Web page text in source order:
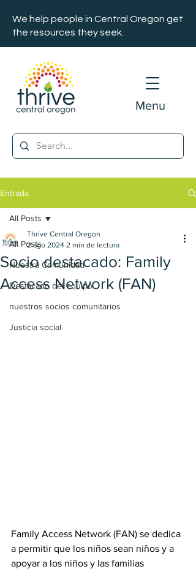
We help people in Central Oregon get
the resources they seek.
Menu
Entrada
All Posts
Nuestra Comunidad
Destacado del equipo
nuestros socios comunitarios
Justicia social
All Posts
Socio destacado: Family
Access Network (FAN)
Thrive Central Oregon
2 ago 2024 2 min de lectura
Family Access Network (FAN) se dedica
a permitir que los niños sean niños y a
apoyar a los niños y las familias